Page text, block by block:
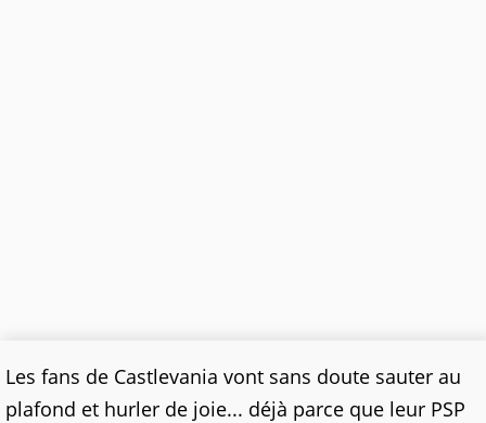
Les fans de Castlevania vont sans doute sauter au
plafond et hurler de joie... déjà parce que leur PSP